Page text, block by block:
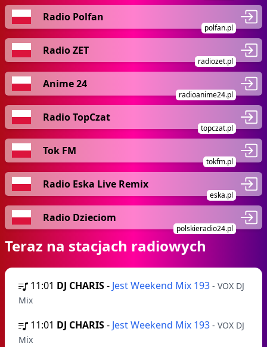
Radio Polfan
polfan.pl
Radio ZET
radiozet.pl
Anime 24
radioanime24.pl
Radio TopCzat
topczat.pl
Tok FM
tokfm.pl
Radio Eska Live Remix
eska.pl
Radio Dzieciom
polskieradio24.pl
Teraz na stacjach radiowych
11:01 DJ CHARIS- Jest Weekend Mix 193 - VOX DJ
Mix
11:01 DJ CHARIS- Jest Weekend Mix 193 - VOX DJ
Mix